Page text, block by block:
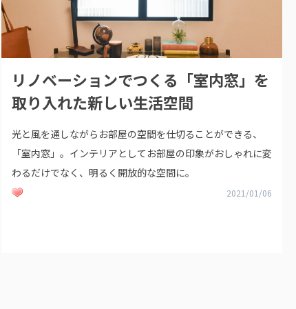
リノベーションでつくる「室内窓」を
取り入れた新しい生活空間
光と風を通しながらお部屋の空間を仕切ることができる、
「室内窓」。インテリアとしてお部屋の印象がおしゃれに変
わるだけでなく、明るく開放的な空間に。
2021/01/06